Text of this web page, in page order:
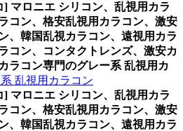
] マロニエ シリコン、乱視用カラ
コン、格安乱視用カラコン、激安
、韓国乱視カラコン、遠視用カラ
コン、コンタクトレンズ、激安カ
ラコン専門のグレー系 乱視用カ
乱視用カラコン
] マロニエ シリコン、乱視用カラ
コン、格安乱視用カラコン、激安
、韓国乱視カラコン、遠視用カラ